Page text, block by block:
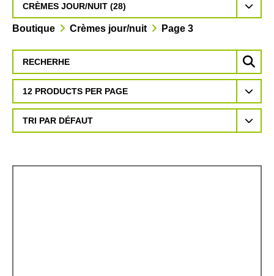
CRÈMES JOUR/NUIT (28)
Boutique Crèmes jour/nuit Page 3
12 PRODUCTS PER PAGE
TRI PAR DÉFAUT